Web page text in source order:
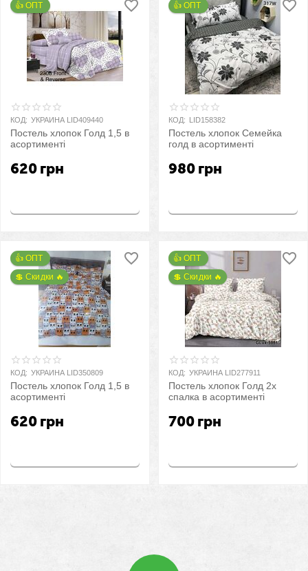
👍 ОПТ
КОД: УКРАИНА LID409440
Постель хлопок Голд 1,5 в
асортименті
620 грн
👍 ОПТ
КОД: LID158382
Постель хлопок Семейка
голд в асортименті
980 грн
👍 ОПТ
💲 Скидки 🔥
КОД: УКРАИНА LID350809
Постель хлопок Голд 1,5 в
асортименті
620 грн
👍 ОПТ
💲 Скидки 🔥
КОД: УКРАИНА LID277911
Постель хлопок Голд 2х
спалка в асортименті
700 грн